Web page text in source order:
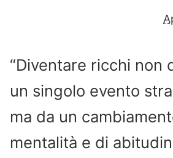
“Diventare ricchi non
un singolo evento
ma da un
mentalità e di